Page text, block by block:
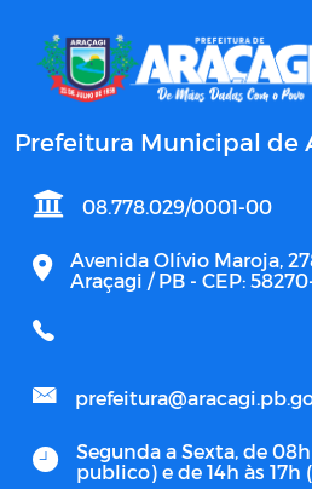
Prefeitura Municipal de
08.778.029/0001-00
Avenida Olívio Maroja,
Araçagi / PB - CEP:
Segunda a Sexta, de 08h
publico) e de 14h às